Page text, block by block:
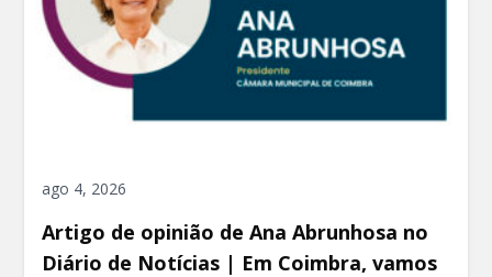
ago 4, 2026
Artigo de opinião de Ana Abrunhosa no
Diário de Notícias | Em Coimbra, vamos